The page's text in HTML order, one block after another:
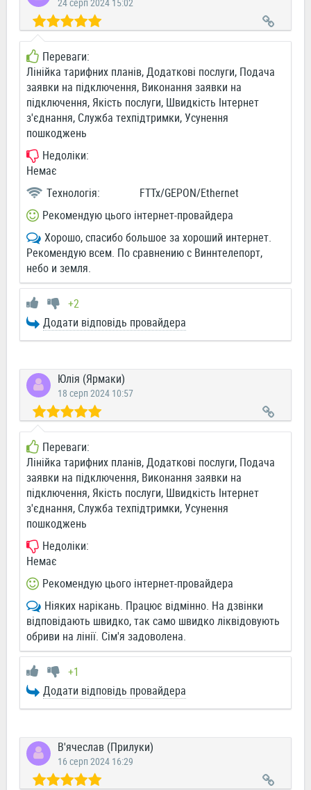
Переваги:
Лінійка тарифних планів, Додаткові послуги, Подача
заявки на підключення, Виконання заявки на
підключення, Якість послуги, Швидкість Інтернет
з'єднання, Служба техпідтримки, Усунення
пошкоджень
Недоліки:
Немає
Технологія:
FTTx/GEPON/Ethernet
Рекомендую цього інтернет-провайдера
Хорошо, спасибо большое за хороший интернет.
Рекомендую всем. По сравнению с Виннтелепорт,
небо и земля.
+2
Додати відповідь провайдера
Юлія (Ярмаки)
18 серп 2024 10:57
Переваги:
Лінійка тарифних планів, Додаткові послуги, Подача
заявки на підключення, Виконання заявки на
підключення, Якість послуги, Швидкість Інтернет
з'єднання, Служба техпідтримки, Усунення
пошкоджень
Недоліки:
Немає
Рекомендую цього інтернет-провайдера
Ніяких нарікань. Працює відмінно. На дзвінки
відповідають швидко, так само швидко ліквідовують
обриви на лінії. Сім'я задоволена.
+1
Додати відповідь провайдера
В'ячеслав (Прилуки)
16 серп 2024 16:29